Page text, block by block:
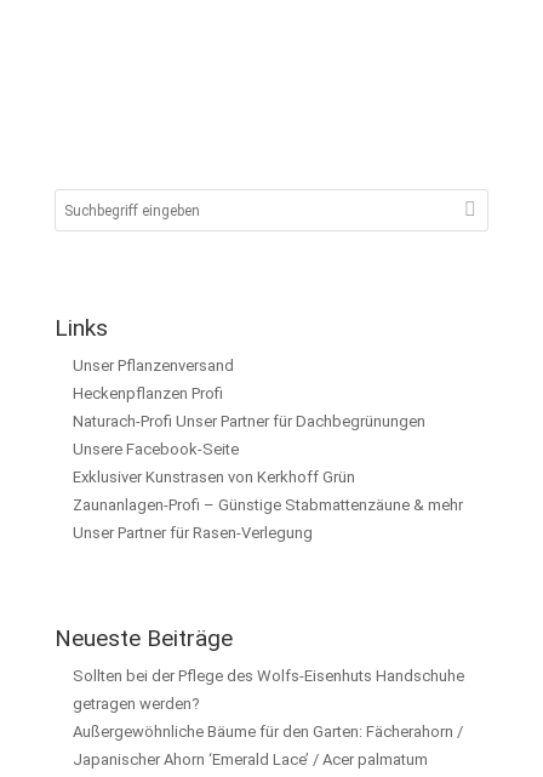
Links
Unser Pflanzenversand
Heckenpflanzen Profi
Naturach-Profi Unser Partner für Dachbegrünungen
Unsere Facebook-Seite
Exklusiver Kunstrasen von Kerkhoff Grün
Zaunanlagen-Profi – Günstige Stabmattenzäune & mehr
Unser Partner für Rasen-Verlegung
Neueste Beiträge
Sollten bei der Pflege des Wolfs-Eisenhuts Handschuhe
getragen werden?
Außergewöhnliche Bäume für den Garten: Fächerahorn /
Japanischer Ahorn ‘Emerald Lace’ / Acer palmatum